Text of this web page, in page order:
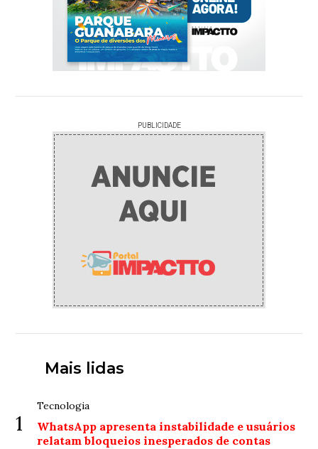
PUBLICIDADE
Mais lidas
1
Tecnologia
WhatsApp apresenta instabilidade e usuários
relatam bloqueios inesperados de contas